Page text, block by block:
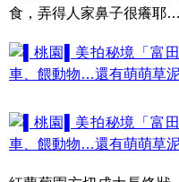
食，弄得人家鼻子很癢耶…